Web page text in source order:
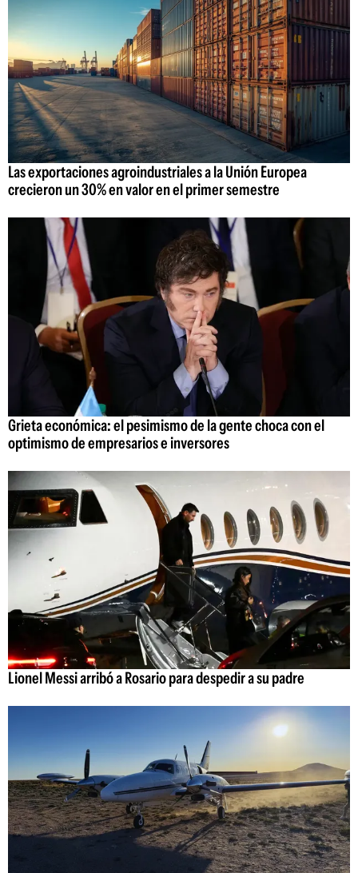
Las exportaciones agroindustriales a la Unión Europea
crecieron un 30% en valor en el primer semestre
Grieta económica: el pesimismo de la gente choca con el
optimismo de empresarios e inversores
Lionel Messi arribó a Rosario para despedir a su padre